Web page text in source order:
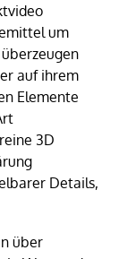
um
auf ihrem
Elemente
3D
Details,
über